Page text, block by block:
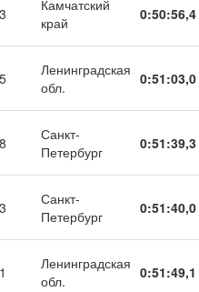
Камчатский
край
0:50:56,4
Ленинградская
обл.
0:51:03,0
Санкт-
Петербург
0:51:39,3
Санкт-
Петербург
0:51:40,0
Ленинградская
обл.
0:51:49,1